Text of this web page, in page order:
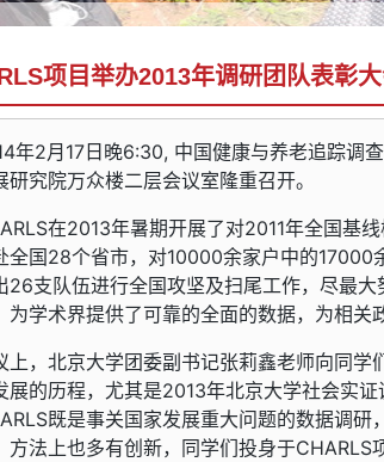
项目举办2013年调研团队表彰
年2月17日晚6:30, 中国健康与养老追踪调
研究院万众楼二层会议室隆重召开。
在2013年暑期开展了对2011年全国基
全国28个省市，对10000余家户中的17000
26支队伍进行全国攻坚及扫尾工作，尽最
为学术界提供了可靠的全面的数据，为相关
上，北京大学团委副书记张莉鑫老师向同
展的历程，尤其是2013年北京大学社会实
既是事关国家发展重大问题的数据调
方法上也多有创新，同学们投身于